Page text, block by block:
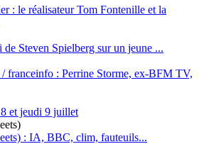
: le réalisateur Tom Fontenille et la
de Steven Spielberg sur un jeune ...
franceinfo : Perrine Storme, ex-BFM TV,
et jeudi 9 juillet
: IA, BBC, clim, fauteuils...